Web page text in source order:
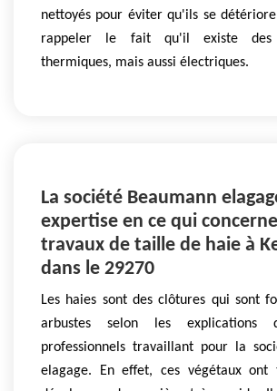
nettoyés pour éviter qu'ils se
rappeler le fait qu'il existe des
thermiques, mais aussi électriques.
La société Beaumann
expertise en ce qui
travaux de taille de haie à
dans le 29270
Les haies sont des clôtures qui sont
arbustes selon les explications
professionnels travaillant pour la
elagage. En effet, ces végétaux ont